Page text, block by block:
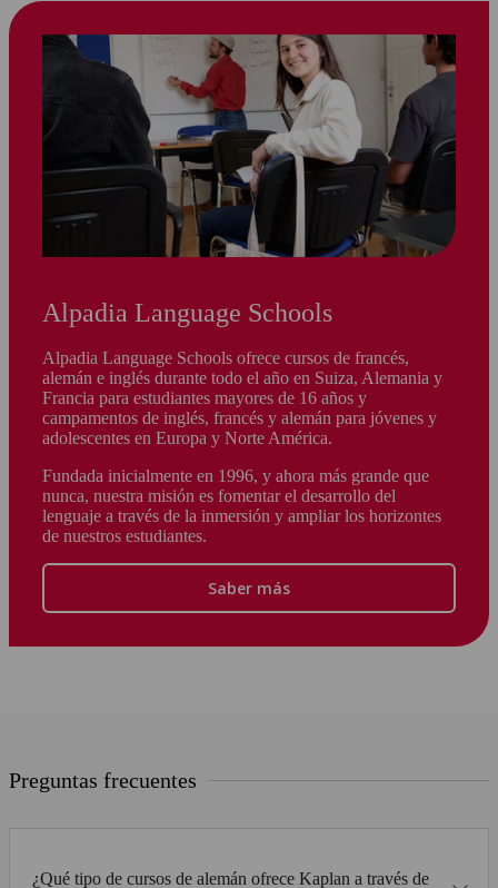
Alpadia Language Schools
Alpadia Language Schools ofrece cursos de francés,
alemán e inglés durante todo el año en Suiza, Alemania y
Francia para estudiantes mayores de 16 años y
campamentos de inglés, francés y alemán para jóvenes y
adolescentes en Europa y Norte América.
Fundada inicialmente en 1996, y ahora más grande que
nunca, nuestra misión es fomentar el desarrollo del
lenguaje a través de la inmersión y ampliar los horizontes
de nuestros estudiantes.
Saber más
Preguntas frecuentes
¿Qué tipo de cursos de alemán ofrece Kaplan a través de